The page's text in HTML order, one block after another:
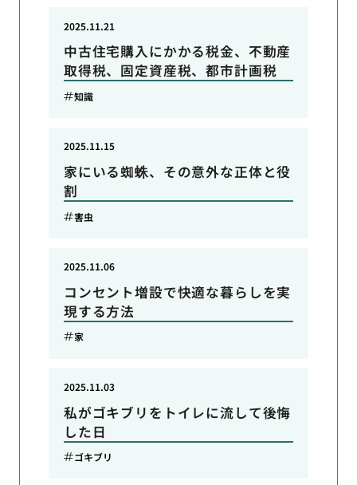
中古住宅購入にかかる税金、不動産
取得税、固定資産税、都市計画税
2025.11.21
知識
家にいる蜘蛛、その意外な正体と役
割
2025.11.15
害虫
コンセント増設で快適な暮らしを実
現する方法
2025.11.06
家
私がゴキブリをトイレに流して後悔
した日
2025.11.03
ゴキブリ